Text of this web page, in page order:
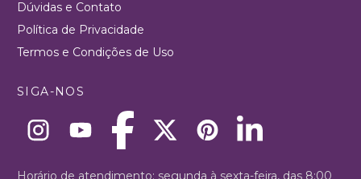
Dúvidas e Contato
Política de Privacidade
Termos e Condições de Uso
SIGA-NOS
Horário de atendimento: segunda à sexta-feira, das 8:00